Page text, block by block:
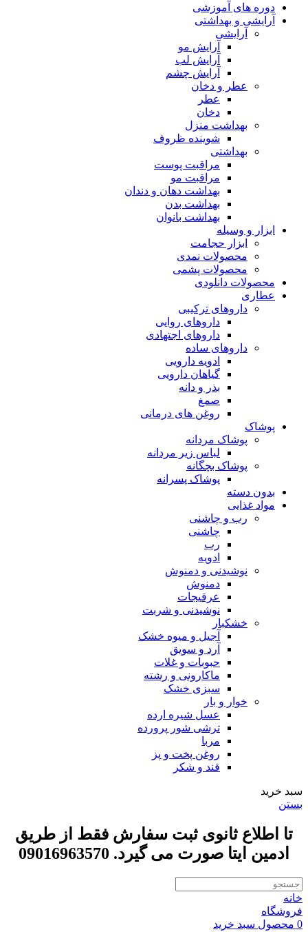
دوره های آموزشی
آرایشی و بهداشتی
آرایشی
آرایش مو
آرایش لب
آرایش چشم
عطر و دخان
عطر
دخان
بهداشت منزل
شوینده ظروف
بهداشتی
مراقبت پوست
مراقبت مو
بهداشت دهان و دندان
بهداشت بدن
بهداشت بانوان
ابزار و وسیله
ابزار حجامت
محصولات نمدی
محصولات پشمی
محصولات دانلودی
عطاری
داروهای ترکیبی
داروهای روایی
داروهای اجتهادی
داروهای ساده
ادویه دارویی
گیاهان دارویی
بذر و دانه
صمغ
روغن های درمانی
پوشاک
پوشاک مردانه
لباس زیر مردانه
پوشاک بچگانه
پوشاک پسرانه
بدون دسته
مواد غذایی
رب و چاشنی
چاشنی
رب
ادویه
نوشیدنی و دمنوش
دمنوش
عرقیجات
نوشیدنی و شربت
خشکبار
آجیل و میوه خشک
آرد و سویق
حبوبات و غلات
ماکارونی و رشته
سبزی خشک
خوار و بار
عسل شیره ارده
ترشی شور پرورده
مربا
روغن پخت و پز
قند و شکر
سبد خرید
بستن
تا اطلاع ثانوی ثبت سفارش فقط از طریق
ادمین ایتا صورت می گیرد. 09016963570
خانه
فروشگاه
0 محصول سبد خرید